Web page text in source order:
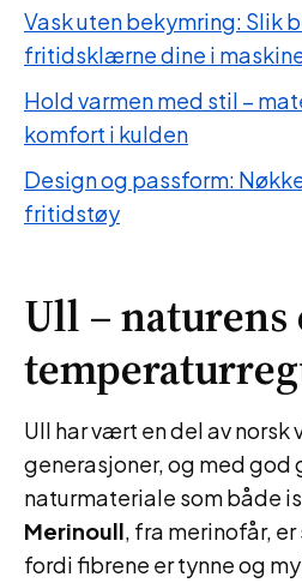
Vask uten bekymring: Slik
fritidsklærne dine i
Hold varmen med stil –
komfort i kulden
Design og passform:
fritidstøy
Ull – naturens
Ull har vært en del av norsk
generasjoner, og med god
naturmateriale som både
Merinoull, fra merinofår,
fordi fibrene er tynne og